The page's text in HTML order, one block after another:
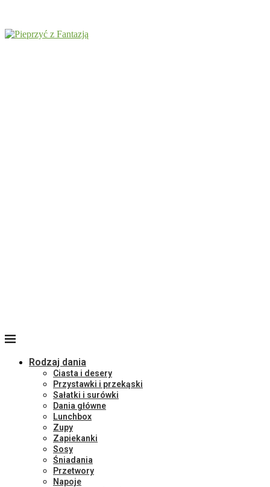
Rodzaj dania
Ciasta i desery
Przystawki i przekąski
Sałatki i surówki
Dania główne
Lunchbox
Zupy
Zapiekanki
Sosy
Śniadania
Przetwory
Napoje